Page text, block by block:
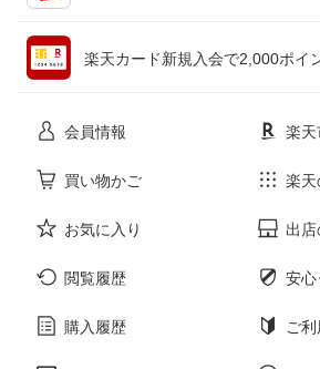
本・雑誌・コミック
楽天カード新規入会で2,000ポイ
会員情報 楽
買い物かご 楽
お気に入り 出
閲覧履歴 安
購入履歴 ご